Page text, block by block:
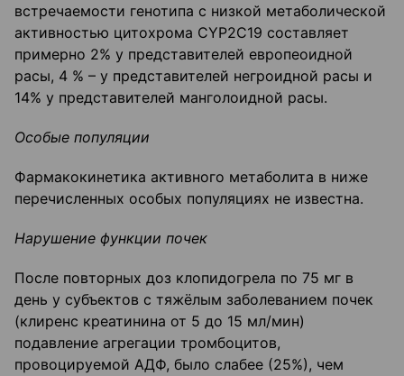
встречаемости генотипа с низкой метаболической
активностью цитохрома CYP2C19 составляет
примерно 2% у представителей европеоидной
расы, 4 % – у представителей негроидной расы и
14% у представителей манголоидной расы.
Особые популяции
Фармакокинетика активного метаболита в ниже
перечисленных особых популяциях не известна.
Нарушение функции почек
После повторных доз клопидогрела по 75 мг в
день у субъектов с тяжёлым заболеванием почек
(клиренс креатинина от 5 до 15 мл/мин)
подавление агрегации тромбоцитов,
провоцируемой АДФ, было слабее (25%), чем